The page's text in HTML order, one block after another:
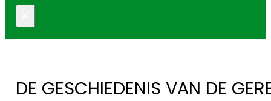
DE GESCHIEDENIS VAN DE